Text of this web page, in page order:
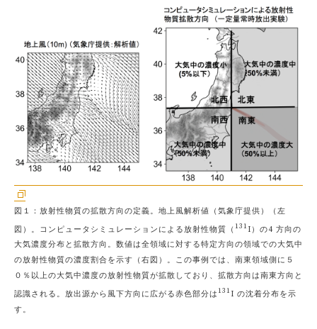
図１：放射性物質の拡散方向の定義。地上風解析値（気象庁提供）（左
図）。コンピュータシミュレーションによる放射性物質（ 131 I）の4 方向の
大気濃度分布と拡散方向。数値は全領域に対する特定方向の領域での大気中
の放射性物質の濃度割合を示す（右図）。この事例では、南東領域側に５
０％以上の大気中濃度の放射性物質が拡散しており、拡散方向は南東方向と
認識される。放出源から風下方向に広がる赤色部分は 131 I の沈着分布を示
す。